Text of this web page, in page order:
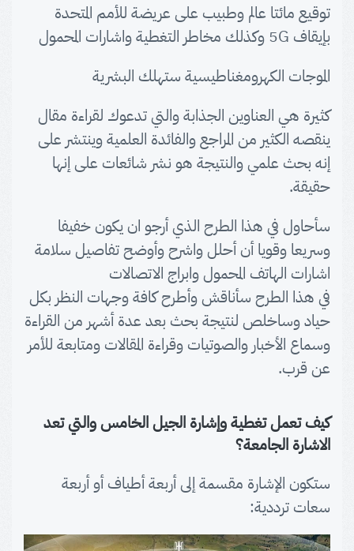
توقيع مائتا عالم وطبيب على عريضة للأمم المتحدة
بإيقاف 5G وكذلك مخاطر التغطية واشارات المحمول
الموجات الكهرومغناطيسية ستهلك البشرية
كثيرة هي العناوين الجذابة والتي تدعوك لقراءة مقال
ينقصه الكثير من المراجع والفائدة العلمية وينتشر على
إنه بحث علمي والنتيجة هو نشر شائعات على إنها
حقيقة.
سأحاول في هذا الطرح الذي أرجو ان يكون خفيفا
وسريعا وقويا أن أحلل واشرح وأوضح تفاصيل سلامة
اشارات الهاتف المحمول وابراج الاتصالات
في هذا الطرح سأناقش وأطرح كافة وجهات النظر بكل
حياد وساخلص لنتيجة بحث بعد عدة أشهر من القراءة
وسماع الأخبار والصوتيات وقراءة المقالات ومتابعة للأمر
عن قرب.
كيف تعمل تغطية وإشارة الجيل الخامس والتي تعد
الاشارة الجامعة؟
ستكون الإشارة مقسمة إلى أربعة أطياف أو أربعة
سعات ترددية: